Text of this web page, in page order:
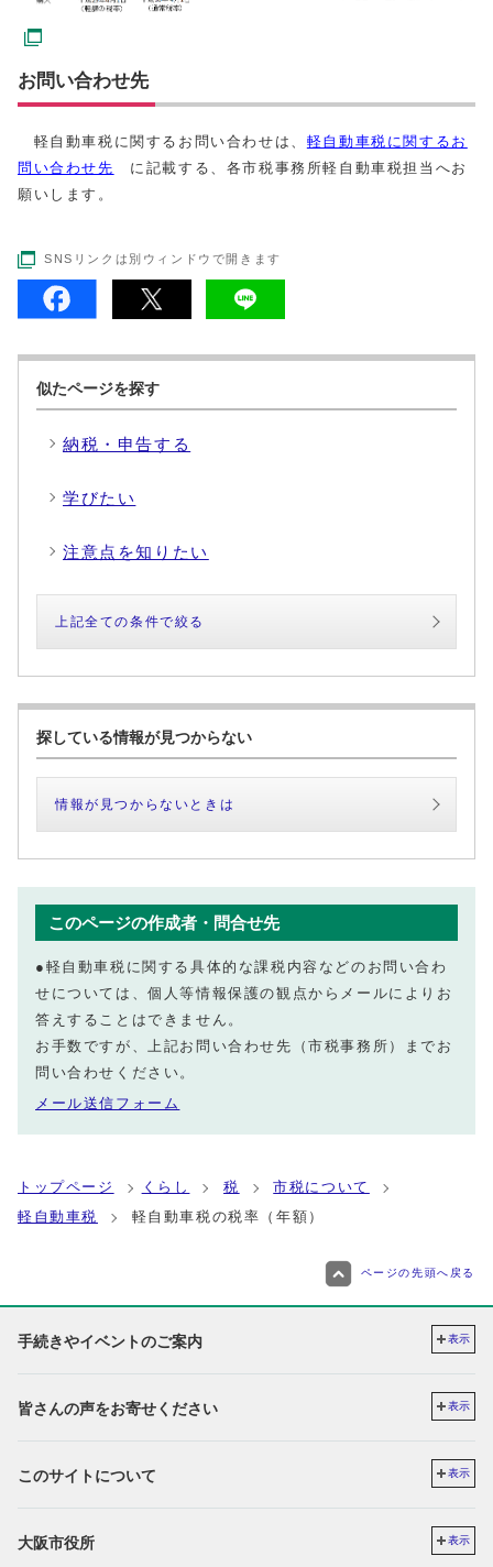
お問い合わせ先
軽自動車税に関するお問い合わせは、 軽自動車税に関するお
問い合わせ先
に記載する、各市税事務所軽自動車税担当へお
願いします。
SNSリンクは別ウィンドウで開きます
似たページを探す
納税・申告する
学びたい
注意点を知りたい
上記全ての条件で絞る
探している情報が見つからない
情報が見つからないときは
このページの作成者・問合せ先
●軽自動車税に関する具体的な課税内容などのお問い合わ
せについては、個人等情報保護の観点からメールによりお
答えすることはできません。
お手数ですが、上記お問い合わせ先（市税事務所）までお
問い合わせください。
メール送信フォーム
トップページ くらし 税
市税について
軽自動車税
軽自動車税の税率（年額）
ページの先頭へ戻る
手続きやイベントのご案内 表示
皆さんの声をお寄せください 表示
このサイトについて 表示
大阪市役所 表示